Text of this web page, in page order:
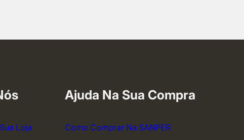
Loja
Ajuda Na Sua Compra
Como Comprar Na SANPER